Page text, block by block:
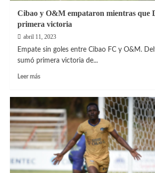
Cibao y O&M empataron mientras que
primera victoria
abril 11, 2023
Empate sin goles entre Cibao FC y O&M.
sumó primera victoria de...
Leer másLeer
y
O&M
empataron
mientras
que
Delfines
sumó